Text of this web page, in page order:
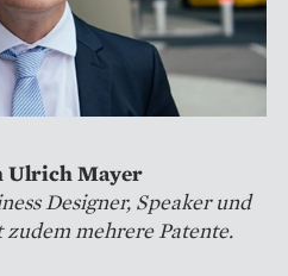
Ulrich Mayer
Designer, Speaker und
mehrere Patente.